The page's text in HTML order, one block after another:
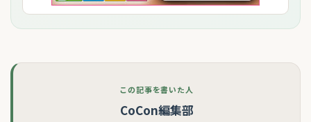
この記事を書いた人
CoCon編集部